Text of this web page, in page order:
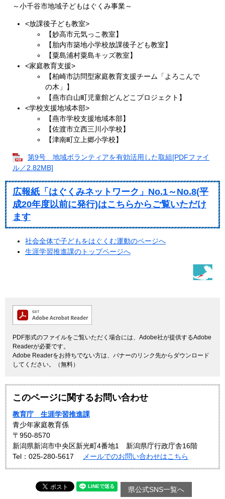
～小千谷市地域子どもはぐくみ事業～
<放課後子ども教室>
【妙高市元気っこ教室】
【胎内市築地小学校放課後子ども教室】
【粟島浦村粟島キッズ教室】
<家庭教育支援>
【柏崎市訪問型家庭教育支援チーム「よろこんで
の木」】
【燕市白山町児童館どんどこプロジェクト】
<学校支援地域本部>
【燕市学校支援地域本部】
【佐渡市立西三川小学校】
【津南町立上郷小学校】
第9号 地域ボランティアを有効活用した取組[PDFファイ
ル／2.82MB]
広報紙「はぐくみネットワーク」No.1～No.8(平
成20年度以前に発行)はこちらからご覧いただけ
ます
社会全体で子どもをはぐくむ運動のページへ
生涯学習推進課のトップページへ
PDF形式のファイルをご覧いただく場合には、Adobe社が提供するAdobe
Readerが必要です。
Adobe Readerをお持ちでない方は、バナーのリンク先からダウンロード
してください。（無料）
このページに関するお問い合わせ
教育庁 生涯学習推進課
青少年家庭教育係
〒950-8570
新潟県新潟市中央区新光町4番地1 新潟県庁行政庁舎16階
Tel：025-280-5617
メールでのお問い合わせはこちら
県公式SNS一覧へ